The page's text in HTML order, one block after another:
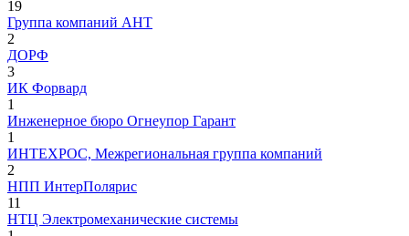
19
Группа компаний АНТ
2
ДОРФ
3
ИК Форвард
1
Инженерное бюро Огнеупор Гарант
1
ИНТЕХРОС, Межрегиональная группа компаний
2
НПП ИнтерПолярис
11
НТЦ Электромеханические системы